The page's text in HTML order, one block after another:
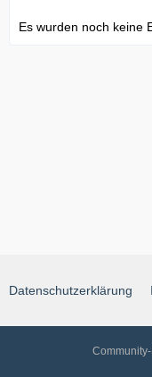
Es wurden noch keine
Datenschutzerklärung